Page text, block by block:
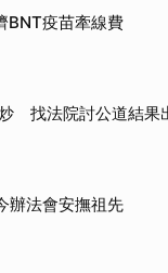
BNT疫苗牽線費
找法院討公道結果
辦法會安撫祖先